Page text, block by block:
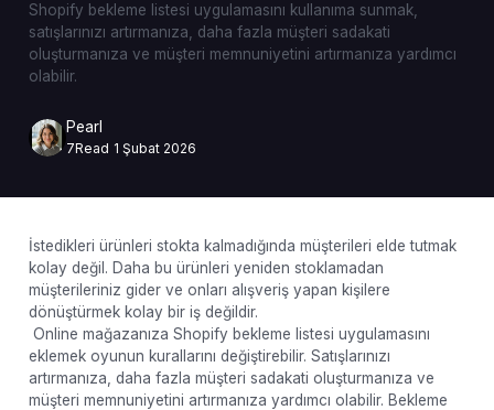
Shopify bekleme listesi uygulamasını kullanıma sunmak,
satışlarınızı artırmanıza, daha fazla müşteri sadakati
oluşturmanıza ve müşteri memnuniyetini artırmanıza yardımcı
olabilir.
Pearl
7Read 1 Şubat 2026
İstedikleri ürünleri stokta kalmadığında müşterileri elde tutmak
kolay değil. Daha bu ürünleri yeniden stoklamadan
müşterileriniz gider ve onları alışveriş yapan kişilere
dönüştürmek kolay bir iş değildir.
Online mağazanıza Shopify bekleme listesi uygulamasını
eklemek oyunun kurallarını değiştirebilir. Satışlarınızı
artırmanıza, daha fazla müşteri sadakati oluşturmanıza ve
müşteri memnuniyetini artırmanıza yardımcı olabilir. Bekleme